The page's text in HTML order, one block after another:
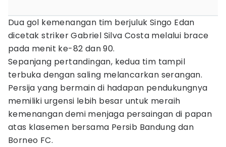
Dua gol kemenangan tim berjuluk Singo Edan
dicetak striker Gabriel Silva Costa melalui brace
pada menit ke-82 dan 90.
Sepanjang pertandingan, kedua tim tampil
terbuka dengan saling melancarkan serangan.
Persija yang bermain di hadapan pendukungnya
memiliki urgensi lebih besar untuk meraih
kemenangan demi menjaga persaingan di papan
atas klasemen bersama Persib Bandung dan
Borneo FC.